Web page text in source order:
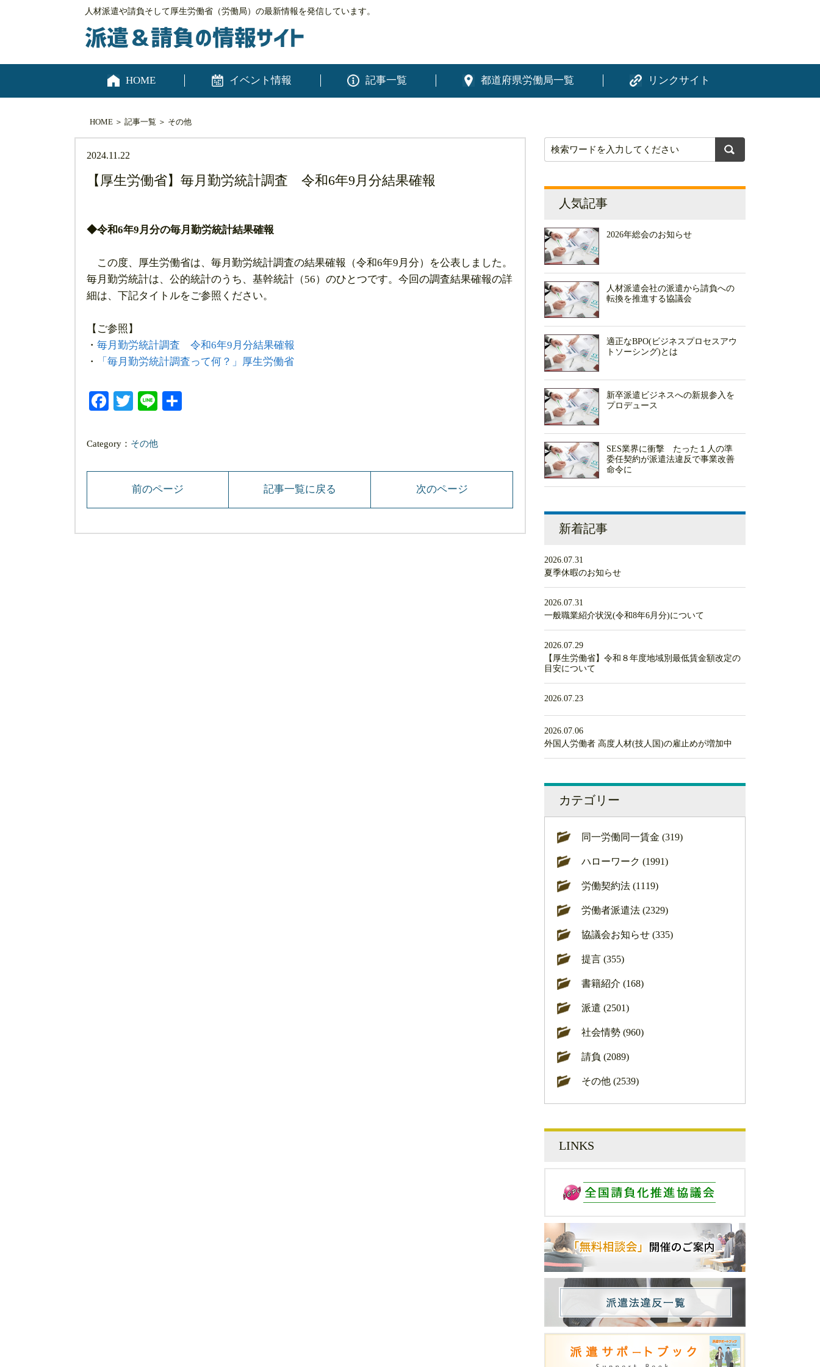
人材派遣や請負そして厚生労働省（労働局）の最新情報を発信しています。
HOME イベント情報 記事一覧 都道府県労働局一覧 リンクサイト
HOME ＞ 記事一覧 ＞ その他
2024.11.22
【厚生労働省】毎月勤労統計調査 令和6年9月分結果確報
◆令和6年9月分の毎月勤労統計結果確報
この度、厚生労働省は、毎月勤労統計調査の結果確報（令和6年9月分）を公表しました。
毎月勤労統計は、公的統計のうち、基幹統計（56）のひとつです。今回の調査結果確報の詳
細は、下記タイトルをご参照ください。
【ご参照】
・ 毎月勤労統計調査 令和6年9月分結果確報
・
「毎月勤労統計調査って何？」厚生労働省
Facebook
Twitter
Line
Category： その他
前のページ 記事一覧に戻る 次のページ
人気記事
2026年総会のお知らせ
人材派遣会社の派遣から請負への
転換を推進する協議会
適正なBPO(ビジネスプロセスアウ
トソーシング)とは
新卒派遣ビジネスへの新規参入を
プロデュース
SES業界に衝撃 たった１人の準
委任契約が派遣法違反で事業改善
命令に
新着記事
2026.07.31
夏季休暇のお知らせ
2026.07.31
一般職業紹介状況(令和8年6月分)について
2026.07.29
【厚生労働省】令和８年度地域別最低賃金額改定の
目安について
2026.07.23
2026.07.06
外国人労働者 高度人材(技人国)の雇止めが増加中
カテゴリー
同一労働同一賃金 (319)
ハローワーク (1991)
労働契約法 (1119)
労働者派遣法 (2329)
協議会お知らせ (335)
提言 (355)
書籍紹介 (168)
派遣 (2501)
社会情勢 (960)
請負 (2089)
その他 (2539)
LINKS